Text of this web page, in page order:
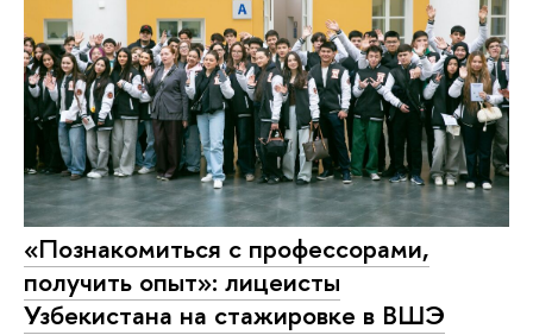
«Познакомиться с профессорами,
получить опыт»: лицеисты
Узбекистана на стажировке в ВШЭ